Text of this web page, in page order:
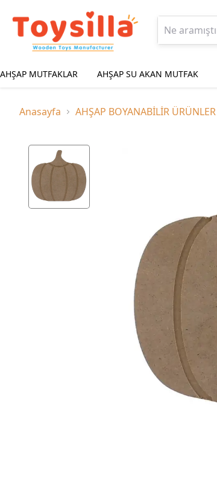
AHŞAP MUTFAKLAR AHŞAP SU AKAN MUTFAK
Anasayfa AHŞAP BOYANABİLİR ÜRÜNLER